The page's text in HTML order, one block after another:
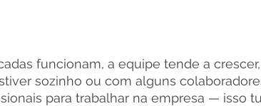
funcionam, a equipe tende a
sozinho ou com alguns
para trabalhar na empresa — isso